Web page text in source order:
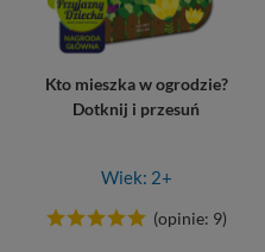
Kto mieszka w ogrodzie?
Dotknij i przesuń
Wiek: 2+
(opinie: 9)